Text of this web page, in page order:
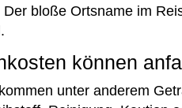
bloße Ortsname im
können
unter anderem